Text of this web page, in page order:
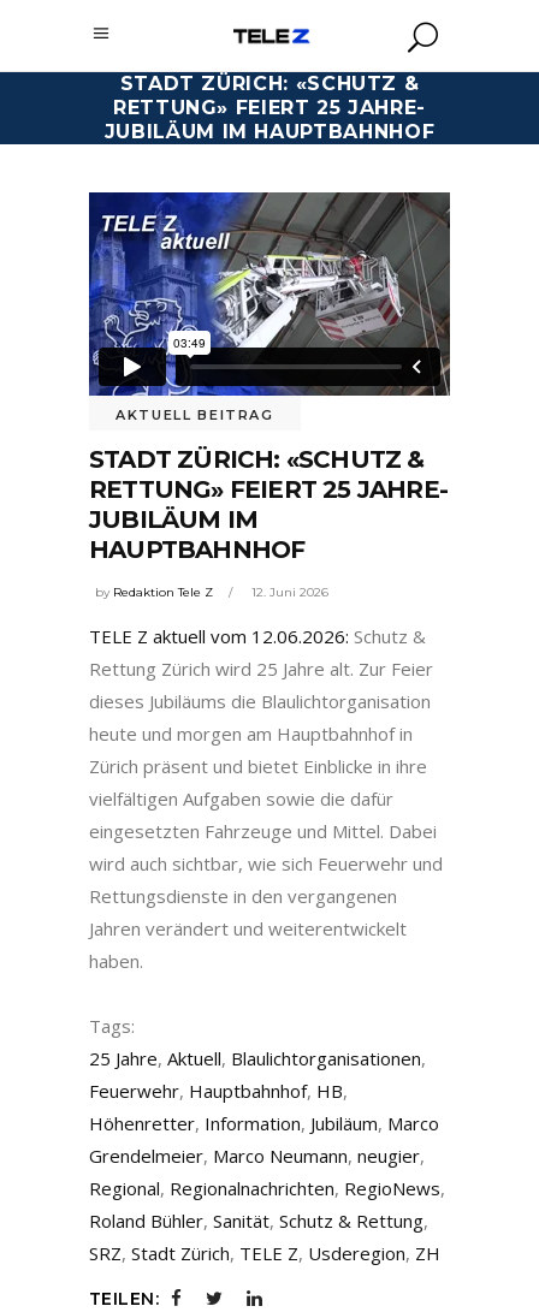
STADT ZÜRICH: «SCHUTZ &
RETTUNG» FEIERT 25 JAHRE-
JUBILÄUM IM HAUPTBAHNHOF
AKTUELL BEITRAG
STADT ZÜRICH: «SCHUTZ &
RETTUNG» FEIERT 25 JAHRE-
JUBILÄUM IM
HAUPTBAHNHOF
by Redaktion Tele Z 12. Juni 2026
TELE Z aktuell vom 12.06.2026: Schutz &
Rettung Zürich wird 25 Jahre alt. Zur Feier
dieses Jubiläums die Blaulichtorganisation
heute und morgen am Hauptbahnhof in
Zürich präsent und bietet Einblicke in ihre
vielfältigen Aufgaben sowie die dafür
eingesetzten Fahrzeuge und Mittel. Dabei
wird auch sichtbar, wie sich Feuerwehr und
Rettungsdienste in den vergangenen
Jahren verändert und weiterentwickelt
haben.
Tags:
25 Jahre, Aktuell, Blaulichtorganisationen,
Feuerwehr, Hauptbahnhof, HB,
Höhenretter, Information, Jubiläum, Marco
Grendelmeier, Marco Neumann, neugier,
Regional, Regionalnachrichten, RegioNews,
Roland Bühler, Sanität, Schutz & Rettung,
SRZ, Stadt Zürich, TELE Z, Usderegion, ZH
TEILEN: